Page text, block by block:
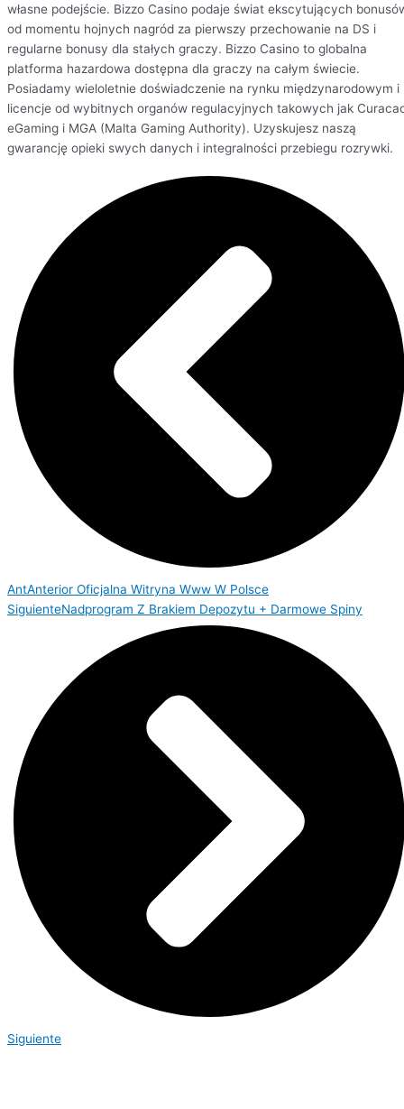
własne podejście. Bizzo Casino podaje świat ekscytujących
od momentu hojnych nagród za pierwszy przechowanie na DS i
regularne bonusy dla stałych graczy. Bizzo Casino to globalna
platforma hazardowa dostępna dla graczy na całym świecie.
Posiadamy wieloletnie doświadczenie na rynku międzynarodowym i
licencje od wybitnych organów regulacyjnych takowych jak
eGaming i MGA (Malta Gaming Authority). Uzyskujesz naszą
gwarancję opieki swych danych i integralności przebiegu rozrywki.
AntAnterior Oficjalna Witryna Www W Polsce
SiguienteNadprogram Z Brakiem Depozytu + Darmowe Spiny
Siguiente